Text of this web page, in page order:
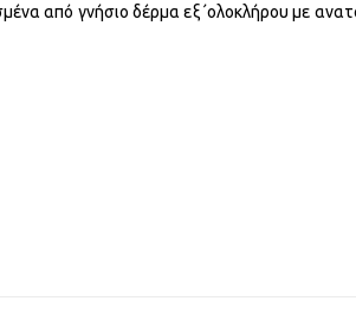
από γνήσιο δέρμα εξ΄ολοκλήρου με